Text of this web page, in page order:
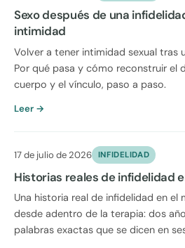
Sexo después de una
intimidad
Volver a tener intimidad sexual tras
Por qué pasa y cómo reconstruir el
cuerpo y el vínculo, paso a paso.
Leer →
17 de julio de 2026 INFIDELIDAD
Historias reales de infidelidad
Una historia real de infidelidad en
desde adentro de la terapia: dos
palabras exactas que se dicen en